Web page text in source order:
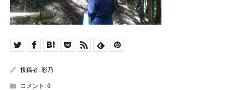
投稿者: 彩乃
コメント: 0